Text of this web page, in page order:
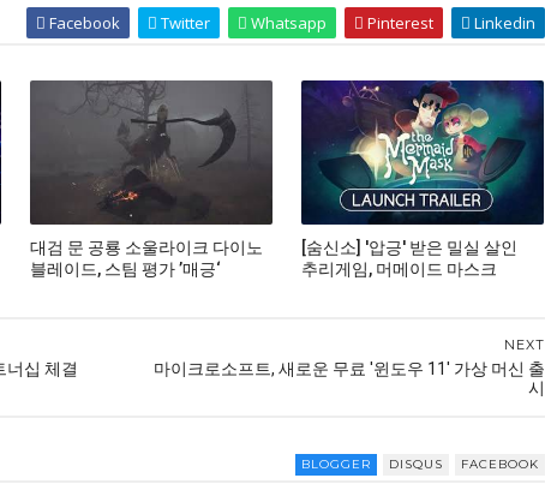
Facebook Twitter Whatsapp Pinterest Linkedin
대검 문 공룡 소울라이크 다이노
블레이드, 스팀 평가 ’매긍‘
[숨신소] '압긍' 받은 밀실 살인
추리게임, 머메이드 마스크
NEXT
마이크로소프트, 새로운 무료 '윈도우 11' 가상 머신 출
시
너십 체결
BLOGGER DISQUS FACEBOOK